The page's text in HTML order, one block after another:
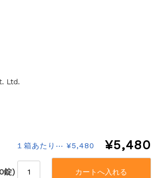
Ltd.
１箱あたり⋯ ¥5,480 ¥5,480
錠)